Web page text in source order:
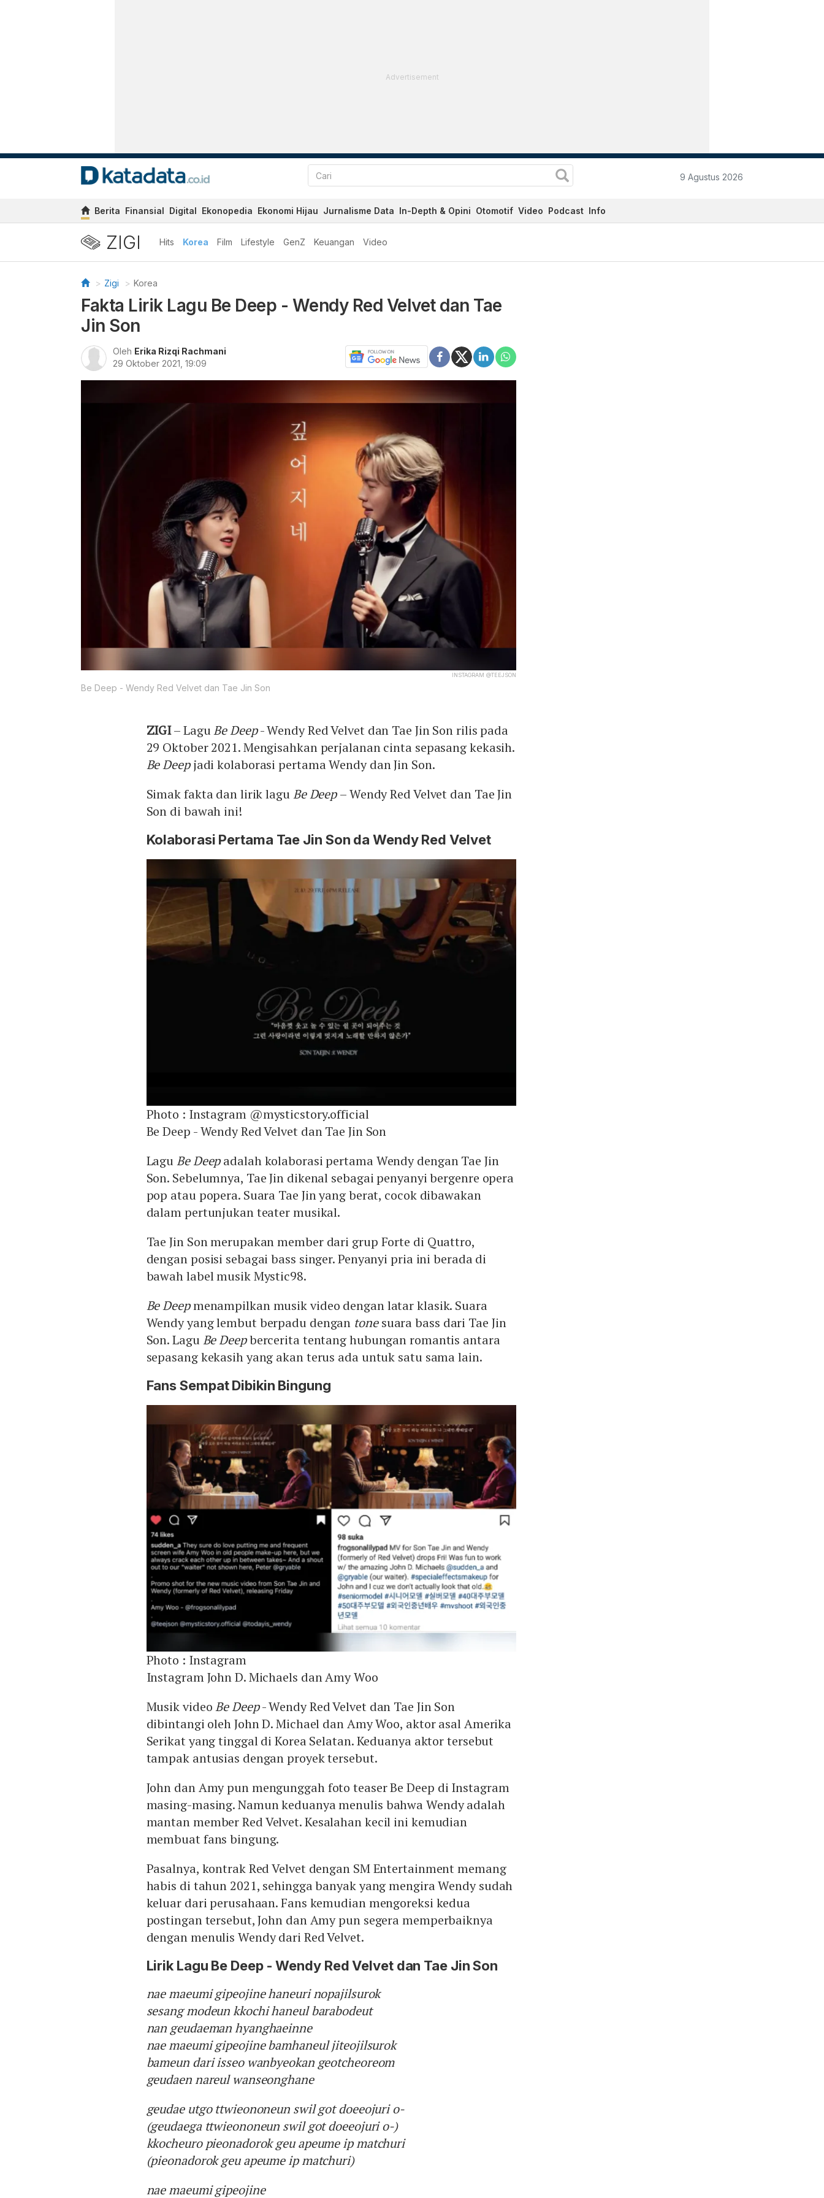
Advertisement
9 Agustus 2026
Berita Finansial Digital Ekonopedia Ekonomi Hijau Jurnalisme Data In-Depth & Opini Otomotif Video Podcast Info
ZIGI Hits Korea Film Lifestyle GenZ Keuangan Video
Zigi Korea
Fakta Lirik Lagu Be Deep - Wendy Red Velvet dan Tae
Jin Son
Oleh Erika Rizqi Rachmani
29 Oktober 2021, 19:09
INSTAGRAM @TEEJSON
Be Deep - Wendy Red Velvet dan Tae Jin Son
ZIGI– LaguBe Deep- Wendy Red Velvet dan Tae Jin Son rilis pada
29 Oktober 2021. Mengisahkan perjalanan cinta sepasang kekasih.
Be Deepjadi kolaborasi pertama Wendy dan Jin Son.
Simak fakta dan lirik laguBe Deep– Wendy Red Velvet dan Tae Jin
Son di bawah ini!
Kolaborasi Pertama Tae Jin Son da Wendy Red Velvet
Photo : Instagram @mysticstory.official
Be Deep - Wendy Red Velvet dan Tae Jin Son
LaguBe Deepadalah kolaborasi pertama Wendy dengan Tae Jin
Son. Sebelumnya, Tae Jin dikenal sebagai penyanyi bergenre opera
pop atau popera. Suara Tae Jin yang berat, cocok dibawakan
dalam pertunjukan teater musikal.
Tae Jin Son merupakan member dari grup Forte di Quattro,
dengan posisi sebagai bass singer. Penyanyi pria ini berada di
bawah label musik Mystic98.
Be Deepmenampilkan musik video dengan latar klasik. Suara
Wendy yang lembut berpadu dengan tonesuara bass dari Tae Jin
Son. LaguBe Deepbercerita tentang hubungan romantis antara
sepasang kekasih yang akan terus ada untuk satu sama lain.
Fans Sempat Dibikin Bingung
Photo : Instagram
Instagram John D. Michaels dan Amy Woo
Musik videoBe Deep- Wendy Red Velvet dan Tae Jin Son
dibintangi oleh John D. Michael dan Amy Woo, aktor asal Amerika
Serikat yang tinggal di Korea Selatan. Keduanya aktor tersebut
tampak antusias dengan proyek tersebut.
John dan Amy pun mengunggah foto teaser Be Deep di Instagram
masing-masing. Namun keduanya menulis bahwa Wendy adalah
mantan member Red Velvet. Kesalahan kecil ini kemudian
membuat fans bingung.
Pasalnya, kontrak Red Velvet dengan SM Entertainment memang
habis di tahun 2021, sehingga banyak yang mengira Wendy sudah
keluar dari perusahaan. Fans kemudian mengoreksi kedua
postingan tersebut, John dan Amy pun segera memperbaiknya
dengan menulis Wendy dari Red Velvet.
Lirik Lagu Be Deep - Wendy Red Velvet dan Tae Jin Son
nae maeumi gipeojine haneuri nopajilsurok
sesang modeun kkochi haneul barabodeut
nan geudaeman hyanghaeinne
nae maeumi gipeojine bamhaneul jiteojilsurok
bameun dari isseo wanbyeokan geotcheoreom
geudaen nareul wanseonghane
geudae utgo ttwieononeun swil got doeeojuri o-
(geudaega ttwieononeun swil got doeeojuri o-)
kkocheuro pieonadorok geu apeume ip matchuri
(pieonadorok geu apeume ip matchuri)
nae maeumi gipeojine